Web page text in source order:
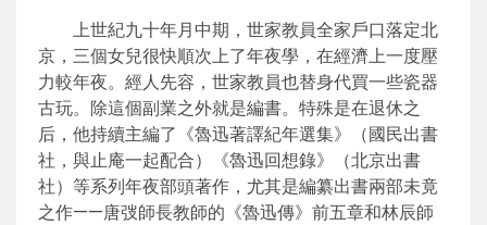
上世紀九十年月中期，世家教員全家戶口落定北
京，三個女兒很快順次上了年夜學，在經濟上一度壓
力較年夜。經人先容，世家教員也替身代買一些瓷器
古玩。除這個副業之外就是編書。特殊是在退休之
后，他持續主編了《魯迅著譯紀年選集》（國民出書
社，與止庵一起配合）《魯迅回想錄》（北京出書
社）等系列年夜部頭著作，尤其是編纂出書兩部未竟
之作——唐弢師長教師的《魯迅傳》前五章和林辰師